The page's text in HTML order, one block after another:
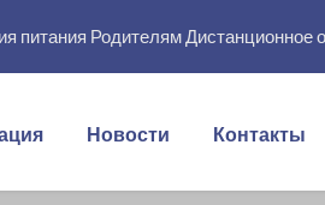
питания РодителямДистанционное
Новости Контакты